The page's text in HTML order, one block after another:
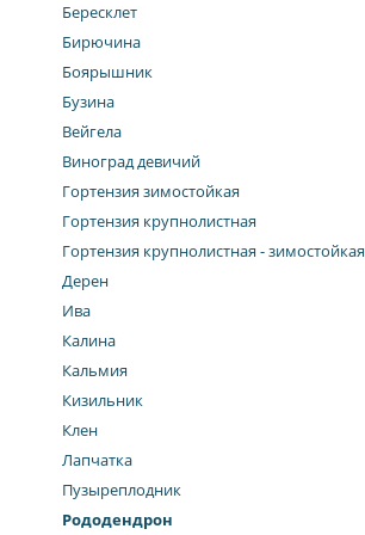
Бересклет
Бирючина
Боярышник
Бузина
Вейгела
Виноград девичий
Гортензия зимостойкая
Гортензия крупнолистная
Гортензия крупнолистная - зимостойкая
Дерен
Ива
Калина
Кальмия
Кизильник
Клен
Лапчатка
Пузыреплодник
Рододендрон